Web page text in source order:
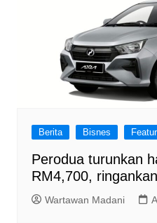
Berita Bisnes
Perodua turunkan
RM4,700,
Wartawan Madani